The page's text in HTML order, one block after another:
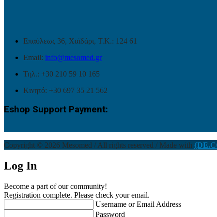
Επαύλεως 36, Χαϊδάρι, Τ.Κ.: 124 61
Email: info@mesomed.gr
Τηλ.: +30 210 59 10 165
Κινητό: +30 697 35 21 562
Eshop Support Payment:
Copyright © 2026 Mesomed / All rights reserved / Made with
Log In
Become a part of our community!
Registration complete. Please check your email.
Username or Email Address
Password